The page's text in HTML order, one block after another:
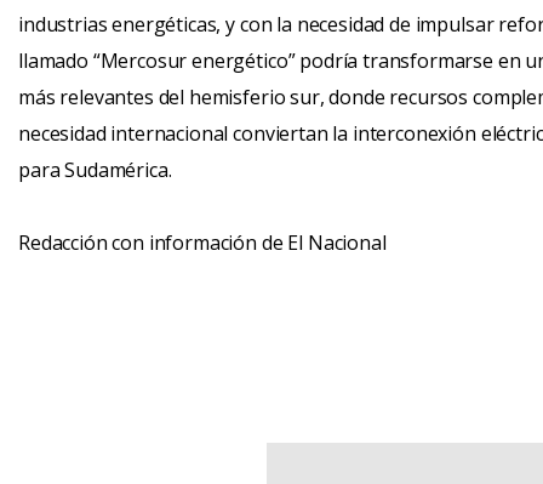
industrias energéticas, y con la necesidad de impulsar
llamado “Mercosur energético” podría transformarse en
más relevantes del hemisferio sur, donde recursos
necesidad internacional conviertan la interconexión
para Sudamérica.
Redacción con información de El Nacional